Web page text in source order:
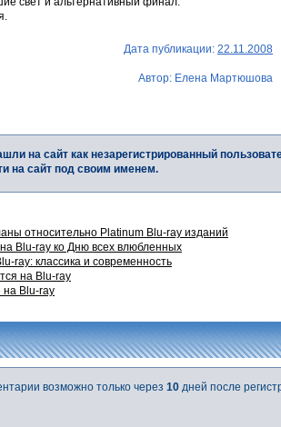
Дата публикации: 22.11.2008
Автор: Елена Мартюшова
на сайт как незарегистрированный
на сайт под своим именем.
относительно Platinum Blu-ray изданий
Blu-ray ко Дню всех влюбленных
ray: классика и современность
на Blu-ray
на Blu-ray
возможно только через 10 дней после